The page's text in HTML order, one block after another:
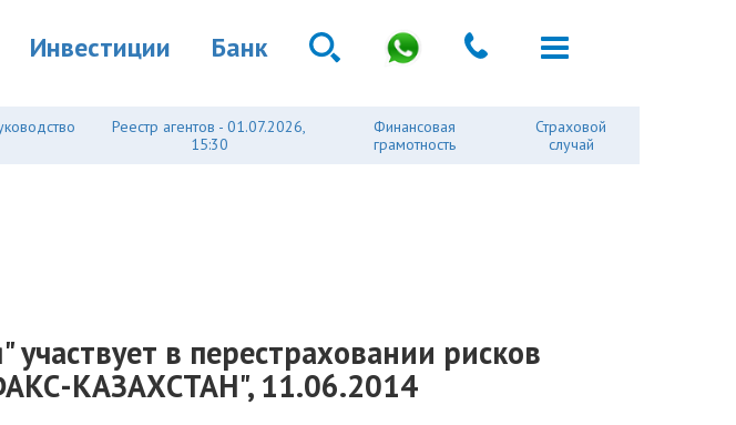
Инвестиции Банк
Реестр агентов - 01.07.2026,
15:30
Финансовая
грамотность
Страховой
случай
в перестраховании рисков
КАЗАХСТАН", 11.06.2014